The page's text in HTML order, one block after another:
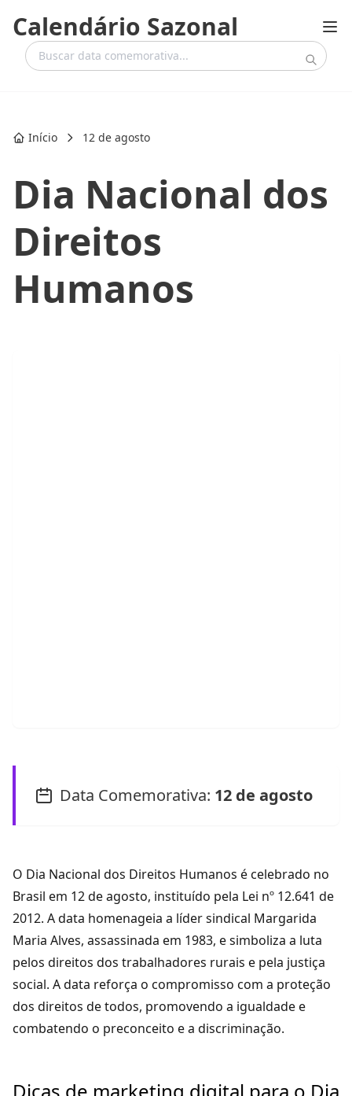
Calendário Sazonal
Início 12 de agosto
Dia Nacional dos
Direitos
Humanos
Data Comemorativa: 12 de agosto
O Dia Nacional dos Direitos Humanos é celebrado no
Brasil em 12 de agosto, instituído pela Lei nº 12.641 de
2012. A data homenageia a líder sindical Margarida
Maria Alves, assassinada em 1983, e simboliza a luta
pelos direitos dos trabalhadores rurais e pela justiça
social. A data reforça o compromisso com a proteção
dos direitos de todos, promovendo a igualdade e
combatendo o preconceito e a discriminação.